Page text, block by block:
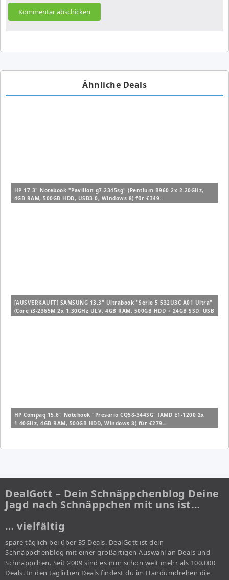
Ähnliche Deals
HP 17.3" Notebook "Pavilion g7-2345sg" (Pentium B960 2x 2.20GHz,
4GB RAM, 500GB HDD, USB3.0, Windows 8) für €349.-
[AUSVERKAUFT] SAMSUNG 13.3" Ultrabook "Serie 5 532U3C A01 Ultra"
(Core i3-2365M 2x 1.30GHz ULV, 4GB RAM, 500GB HDD + 24GB SSD, USB
HP Compaq 15.6" Notebook "Presario CQ58-344SG" (AMD E1-1200 2x
1.40GHz, 4GB RAM, 500GB HDD, Windows 8) für €279.-
DealGott – Dein Schnäppchenblog Deine
Jagd nach Schnäppchen mit uns ist…
… vielfältig
spare täglich bei über 35 Deals. DealGott ist dein
Schnäppchenblog mit einer großartigen Auswahl an Deals und
Schnäppchen. Seit 2009 sind es nun schon weit mehr als 100.000
Deals. In den täglichen Deals findest du im Handumdrehen die